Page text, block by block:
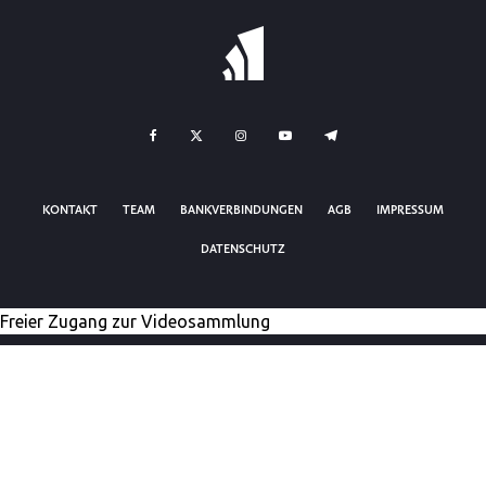
KONTAKT TEAM BANKVERBINDUNGEN AGB IMPRESSUM
DATENSCHUTZ